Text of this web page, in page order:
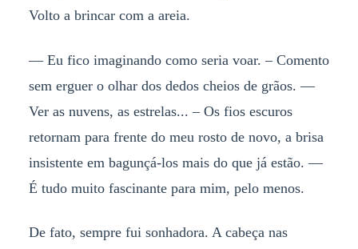
Volto a brincar com a areia.
— Eu fico imaginando como seria voar. – Comento
sem erguer o olhar dos dedos cheios de grãos. —
Ver as nuvens, as estrelas... – Os fios escuros
retornam para frente do meu rosto de novo, a brisa
insistente em bagunçá-los mais do que já estão. —
É tudo muito fascinante para mim, pelo menos.
De fato, sempre fui sonhadora. A cabeça nas